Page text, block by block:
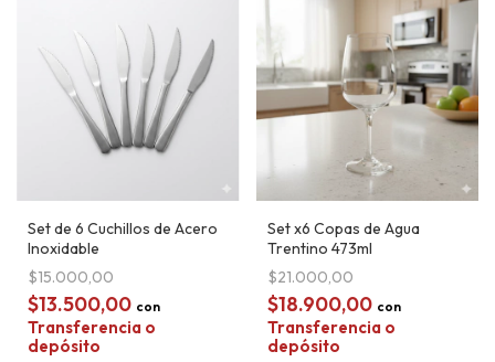
Set de 6 Cuchillos de Acero
Inoxidable
$15.000,00
$13.500,00 con
Transferencia o
depósito
Set x6 Copas de Agua
Trentino 473ml
$21.000,00
$18.900,00 con
Transferencia o
depósito